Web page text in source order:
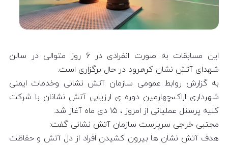
این مسابقات به صورت انفرادی در ۶ روز متوالی در سالن
شهدای آتش نشان کرهرود در حال برگزاری است.
به گزارش روابط عمومی سازمان آتش نشانی وخدمات ایمنی
شهرداری اراک،چهارمین دوره ی ارزیابی آتش نشانان با شرکت
کلیه پرسنل عملیاتی از امروز ، ۱۵ دی ماه آغاز شد.
مجتبی خراجی سرپرست سازمان آتش نشانی گفت:
هدف آتش نشان ها بیرون کشیدن افراد از دل آتش و حفاظت